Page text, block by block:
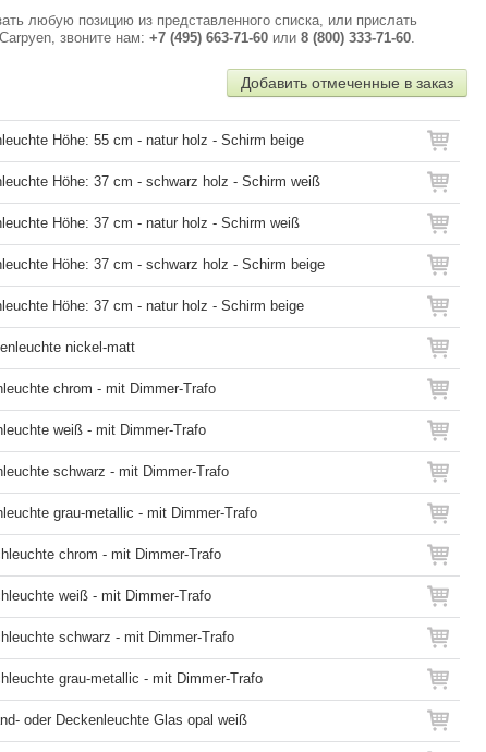
любую позицию из представленного списка, или прислать
звоните нам: +7 (495) 663-71-60 или 8 (800) 333-71-60.
Добавить отмеченные в заказ
Höhe: 55 cm - natur holz - Schirm beige
Höhe: 37 cm - schwarz holz - Schirm weiß
Höhe: 37 cm - natur holz - Schirm weiß
Höhe: 37 cm - schwarz holz - Schirm beige
Höhe: 37 cm - natur holz - Schirm beige
nickel-matt
chrom - mit Dimmer-Trafo
weiß - mit Dimmer-Trafo
schwarz - mit Dimmer-Trafo
grau-metallic - mit Dimmer-Trafo
chrom - mit Dimmer-Trafo
weiß - mit Dimmer-Trafo
schwarz - mit Dimmer-Trafo
grau-metallic - mit Dimmer-Trafo
oder Deckenleuchte Glas opal weiß